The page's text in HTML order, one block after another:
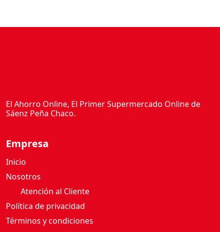
El Ahorro Online, El Primer Supermercado Online de
Sáenz Peña Chaco.
Empresa
Inicio
Nosotros
Atención al Cliente
Política de privacidad
Términos y condiciones